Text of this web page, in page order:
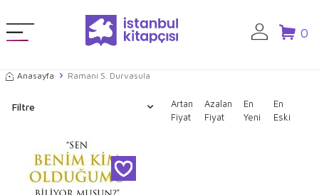
0
Anasayfa Ramani S. Durvasula
Filtre
Artan
Fiyat
Azalan
Fiyat
En
Yeni
En
Eski